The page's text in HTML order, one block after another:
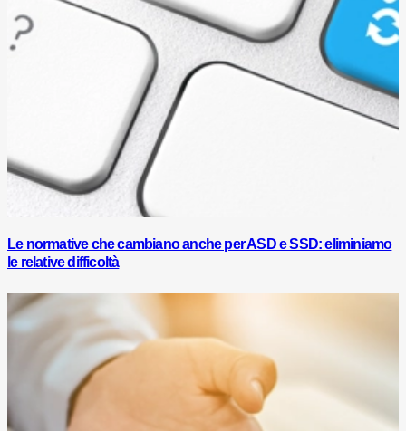
Le normative che cambiano anche per ASD e SSD: eliminiamo
le relative difficoltà